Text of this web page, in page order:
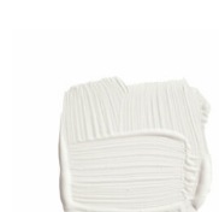
variations.
options
peuvent